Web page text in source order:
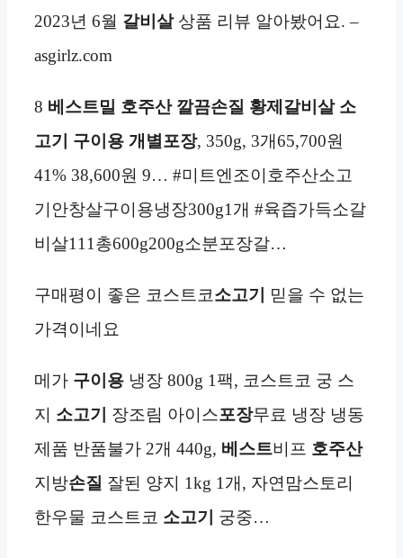
2023년 6월 갈비살상품 리뷰 알아봤어요. –
asgirlz.com
8 베스트밀 호주산 깔끔손질 황제갈비살 소
고기 구이용 개별포장, 350g, 3개65,700원
41% 38,600원 9… #미트엔조이호주산소고
기안창살구이용냉장300g1개 #육즙가득소갈
비살111총600g200g소분포장갈…
구매평이 좋은 코스트코소고기
믿을 수 없는
가격이네요
메가 구이용 냉장 800g 1팩, 코스트코 궁 스
지 소고기 장조림 아이스포장무료 냉장 냉동
제품 반품불가 2개 440g, 베스트비프 호주산
지방손질 잘된 양지 1kg 1개, 자연맘스토리
한우물 코스트코 소고기 궁중…